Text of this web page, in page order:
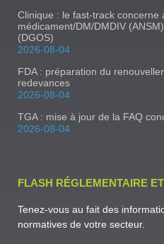
Clinique : le fast-track concerne
médicament/DM/DMDIV
(DGOS)
2026-08-04
FDA : préparation du
redevances
2026-08-04
TGA : mise à jour de la FAQ
2026-08-04
FLASH RÉGLEMENTAIRE
Tenez-vous au fait des
normatives de votre secteur.